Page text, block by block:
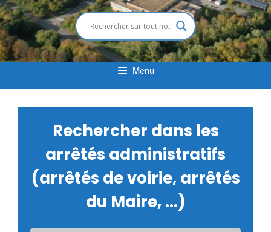
Menu
Rechercher dans les
arrêtés administratifs
(arrêtés de voirie, arrêtés
du Maire, ...)